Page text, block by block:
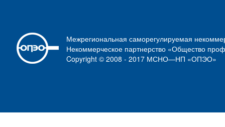
Межрегиональная саморегулируемая
Некоммерческое партнерство «Общество
Copyright © 2008 - 2017 МСНО—НП «ОПЭО»